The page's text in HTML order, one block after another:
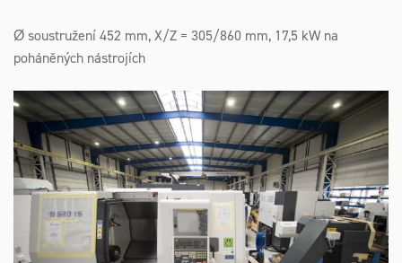
Ø soustružení 452 mm, X/Z = 305/860 mm, 17,5 kW na
poháněných nástrojích